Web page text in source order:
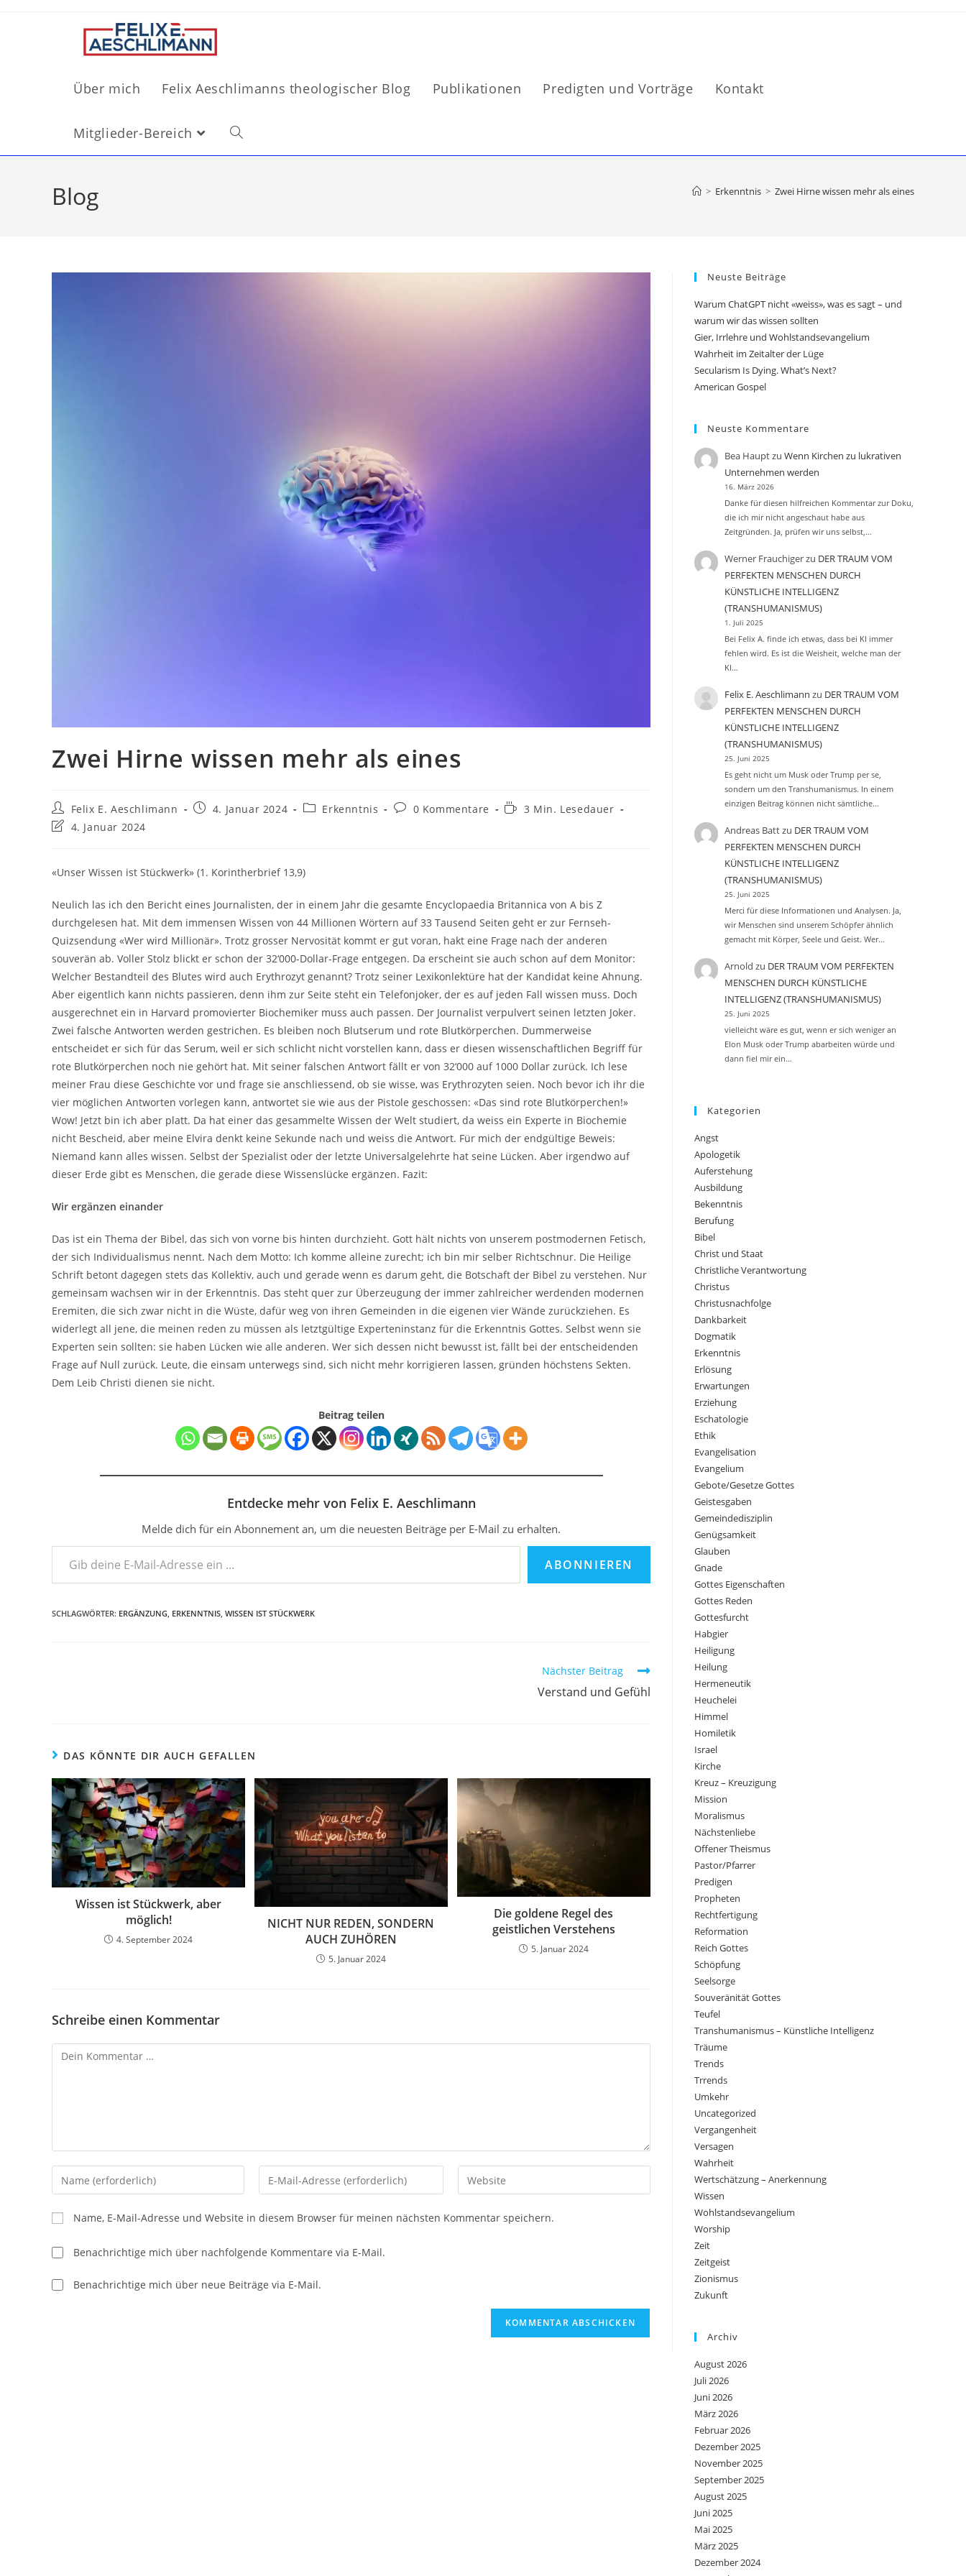
Über mich Felix Aeschlimanns theologischer Blog Publikationen Predigten und Vorträge Kontakt
Mitglieder-Bereich
Blog > Erkenntnis > Zwei Hirne wissen mehr als eines
Zwei Hirne wissen mehr als eines
Felix E. Aeschlimann 4. Januar 2024 Erkenntnis 0 Kommentare
3 Min. Lesedauer
4. Januar 2024
«Unser Wissen ist Stückwerk» (1. Korintherbrief 13,9)
Neulich las ich den Bericht eines Journalisten, der in einem Jahr die gesamte Encyclopaedia Britannica von A bis Z
durchgelesen hat. Mit dem immensen Wissen von 44 Millionen Wörtern auf 33 Tausend Seiten geht er zur Fernseh-
Quizsendung «Wer wird Millionär». Trotz grosser Nervosität kommt er gut voran, hakt eine Frage nach der anderen
souverän ab. Voller Stolz blickt er schon der 32‘000-Dollar-Frage entgegen. Da erscheint sie auch schon auf dem Monitor:
Welcher Bestandteil des Blutes wird auch Erythrozyt genannt? Trotz seiner Lexikonlektüre hat der Kandidat keine Ahnung.
Aber eigentlich kann nichts passieren, denn ihm zur Seite steht ein Telefonjoker, der es auf jeden Fall wissen muss. Doch
ausgerechnet ein in Harvard promovierter Biochemiker muss auch passen. Der Journalist verpulvert seinen letzten Joker.
Zwei falsche Antworten werden gestrichen. Es bleiben noch Blutserum und rote Blutkörperchen. Dummerweise
entscheidet er sich für das Serum, weil er sich schlicht nicht vorstellen kann, dass er diesen wissenschaftlichen Begriff für
rote Blutkörperchen noch nie gehört hat. Mit seiner falschen Antwort fällt er von 32‘000 auf 1000 Dollar zurück. Ich lese
meiner Frau diese Geschichte vor und frage sie anschliessend, ob sie wisse, was Erythrozyten seien. Noch bevor ich ihr die
vier möglichen Antworten vorlegen kann, antwortet sie wie aus der Pistole geschossen: «Das sind rote Blutkörperchen!»
Wow! Jetzt bin ich aber platt. Da hat einer das gesammelte Wissen der Welt studiert, da weiss ein Experte in Biochemie
nicht Bescheid, aber meine Elvira denkt keine Sekunde nach und weiss die Antwort. Für mich der endgültige Beweis:
Niemand kann alles wissen. Selbst der Spezialist oder der letzte Universalgelehrte hat seine Lücken. Aber irgendwo auf
dieser Erde gibt es Menschen, die gerade diese Wissenslücke ergänzen. Fazit:
Wir ergänzen einander
Das ist ein Thema der Bibel, das sich von vorne bis hinten durchzieht. Gott hält nichts von unserem postmodernen Fetisch,
der sich Individualismus nennt. Nach dem Motto: Ich komme alleine zurecht; ich bin mir selber Richtschnur. Die Heilige
Schrift betont dagegen stets das Kollektiv, auch und gerade wenn es darum geht, die Botschaft der Bibel zu verstehen. Nur
gemeinsam wachsen wir in der Erkenntnis. Das steht quer zur Überzeugung der immer zahlreicher werdenden modernen
Eremiten, die sich zwar nicht in die Wüste, dafür weg von ihren Gemeinden in die eigenen vier Wände zurückziehen. Es
widerlegt all jene, die meinen reden zu müssen als letztgültige Experteninstanz für die Erkenntnis Gottes. Selbst wenn sie
Experten sein sollten: sie haben Lücken wie alle anderen. Wer sich dessen nicht bewusst ist, fällt bei der entscheidenden
Frage auf Null zurück. Leute, die einsam unterwegs sind, sich nicht mehr korrigieren lassen, gründen höchstens Sekten.
Dem Leib Christi dienen sie nicht.
Beitrag teilen
Entdecke mehr von Felix E. Aeschlimann
Melde dich für ein Abonnement an, um die neuesten Beiträge per E-Mail zu erhalten.
ABONNIEREN
SCHLAGWÖRTER: ERGÄNZUNG ERKENNTNIS WISSEN IST STÜCKWERK
Nächster Beitrag
Verstand und Gefühl
DAS KÖNNTE DIR AUCH GEFALLEN
Wissen ist Stückwerk, aber
möglich!
4. September 2024
NICHT NUR REDEN, SONDERN
AUCH ZUHÖREN
5. Januar 2024
Die goldene Regel des
geistlichen Verstehens
5. Januar 2024
Schreibe einen Kommentar
Name, E-Mail-Adresse und Website in diesem Browser für meinen nächsten Kommentar speichern.
Benachrichtige mich über nachfolgende Kommentare via E-Mail.
Benachrichtige mich über neue Beiträge via E-Mail.
Neuste Beiträge
Warum ChatGPT nicht «weiss», was es sagt – und
warum wir das wissen sollten
Gier, Irrlehre und Wohlstandsevangelium
Wahrheit im Zeitalter der Lüge
Secularism Is Dying. What’s Next?
American Gospel
Neuste Kommentare
Bea HauptzuWenn Kirchen zu lukrativen
Unternehmen werden
16. März 2026
Danke für diesen hilfreichen Kommentar zur Doku,
die ich mir nicht angeschaut habe aus
Zeitgründen. Ja, prüfen wir uns selbst,…
Werner Frauchigerzu DER TRAUM VOM
PERFEKTEN MENSCHEN DURCH
KÜNSTLICHE INTELLIGENZ
(TRANSHUMANISMUS)
1. Juli 2025
Bei Felix A. finde ich etwas, dass bei KI immer
fehlen wird. Es ist die Weisheit, welche man der
KI…
Felix E. Aeschlimann zu DER TRAUM VOM
PERFEKTEN MENSCHEN DURCH
KÜNSTLICHE INTELLIGENZ
(TRANSHUMANISMUS)
25. Juni 2025
Es geht nicht um Musk oder Trump per se,
sondern um den Transhumanismus. In einem
einzigen Beitrag können nicht sämtliche…
Andreas Battzu DER TRAUM VOM
PERFEKTEN MENSCHEN DURCH
KÜNSTLICHE INTELLIGENZ
(TRANSHUMANISMUS)
25. Juni 2025
Merci für diese Informationen und Analysen. Ja,
wir Menschen sind unserem Schöpfer ähnlich
gemacht mit Körper, Seele und Geist. Wer…
Arnold zu DER TRAUM VOM PERFEKTEN
MENSCHEN DURCH KÜNSTLICHE
INTELLIGENZ (TRANSHUMANISMUS)
25. Juni 2025
vielleicht wäre es gut, wenn er sich weniger an
Elon Musk oder Trump abarbeiten würde und
dann fiel mir ein…
Kategorien
Angst
Apologetik
Auferstehung
Ausbildung
Bekenntnis
Berufung
Bibel
Christ und Staat
Christliche Verantwortung
Christus
Christusnachfolge
Dankbarkeit
Dogmatik
Erkenntnis
Erlösung
Erwartungen
Erziehung
Eschatologie
Ethik
Evangelisation
Evangelium
Gebote/Gesetze Gottes
Geistesgaben
Gemeindedisziplin
Genügsamkeit
Glauben
Gnade
Gottes Eigenschaften
Gottes Reden
Gottesfurcht
Habgier
Heiligung
Heilung
Hermeneutik
Heuchelei
Himmel
Homiletik
Israel
Kirche
Kreuz – Kreuzigung
Mission
Moralismus
Nächstenliebe
Offener Theismus
Pastor/Pfarrer
Predigen
Propheten
Rechtfertigung
Reformation
Reich Gottes
Schöpfung
Seelsorge
Souveränität Gottes
Teufel
Transhumanismus – Künstliche Intelligenz
Träume
Trends
Trrends
Umkehr
Uncategorized
Vergangenheit
Versagen
Wahrheit
Wertschätzung – Anerkennung
Wissen
Wohlstandsevangelium
Worship
Zeit
Zeitgeist
Zionismus
Zukunft
Archiv
August 2026
Juli 2026
Juni 2026
März 2026
Februar 2026
Dezember 2025
November 2025
September 2025
August 2025
Juni 2025
Mai 2025
März 2025
Dezember 2024